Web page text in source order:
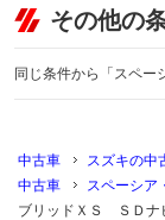
その他の
同じ条件から「スペー
中古車 スズキの中
中古車
スペーシア
ブリッドＸＳ ＳＤ